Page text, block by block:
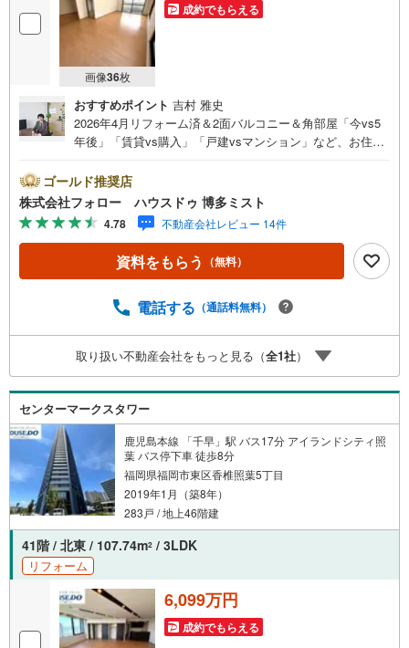
画像36枚
成約でもらえる
おすすめポイント 吉村 雅史
2026年4月リフォーム済＆2面バルコニー＆角部屋「今vs5
年後」「賃貸vs購入」「戸建vsマンション」など、お住ま
さい。答えはお客様の家族構成やご年齢、ライフプランに
よって全く変わってきます。ネット検索も便利ですが、1回
のご相談でお悩みが解決できるかもしれません。その答え
が「購入しない」となっても、お客様、ご家族様のベスト
であれば、それに越したことはありません。まずはお問い
合わせください。【営業時間 10:00-18:00】（定休日:火・
ひお気軽にご連絡下さい！現地を見学される場合は「室
ゴールド推奨店
株式会社フォロー ハウスドゥ 博多ミスト
4.78 不動産会社レビュー 14件
資料をもらう （無料）
電話する （通話料無料）
取り扱い不動産会社をもっと見る（全1社）
センターマークスタワー
鹿児島本線 「千早」駅 バス17分 アイランドシティ照
葉 バス停下車 徒歩8分
福岡県福岡市東区香椎照葉5丁目
2019年1月（築8年）
283戸 / 地上46階建
41階 / 北東 / 107.74m2 / 3LDK
リフォーム
6,099万円
成約でもらえる